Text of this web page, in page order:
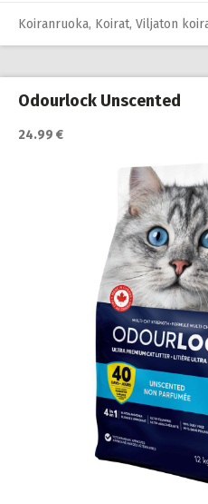
Koiranruoka, Koirat, Viljaton
Odourlock Unscented
24.99 €